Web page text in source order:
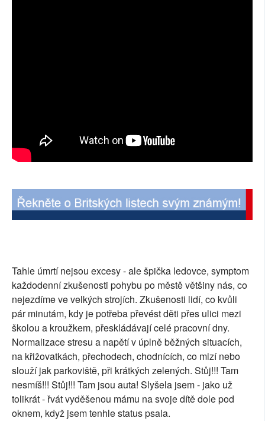
Tahle úmrtí nejsou excesy - ale špička ledovce, symptom
každodenní zkušenosti pohybu po městě většiny nás, co
nejezdíme ve velkých strojích. Zkušenosti lidí, co kvůli
pár minutám, kdy je potřeba převést děti přes ulici mezi
školou a kroužkem, přeskládávají celé pracovní dny.
Normalizace stresu a napětí v úplně běžných situacích,
na křižovatkách, přechodech, chodnících, co mizí nebo
slouží jak parkoviště, při krátkých zelených. Stůj!!! Tam
nesmíš!!! Stůj!!! Tam jsou auta! Slyšela jsem - jako už
tolikrát - řvát vyděšenou mámu na svoje dítě dole pod
oknem, když jsem tenhle status psala.